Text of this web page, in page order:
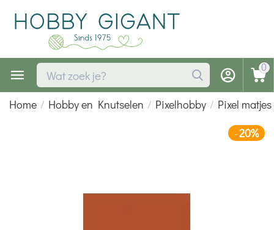
0
Home / Hobby en Knutselen / Pixelhobby / Pixel matjes
-20%